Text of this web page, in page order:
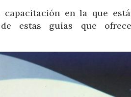
en la que
estas guías que